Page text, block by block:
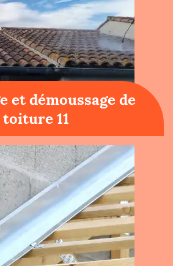
et démoussage de
toiture 11